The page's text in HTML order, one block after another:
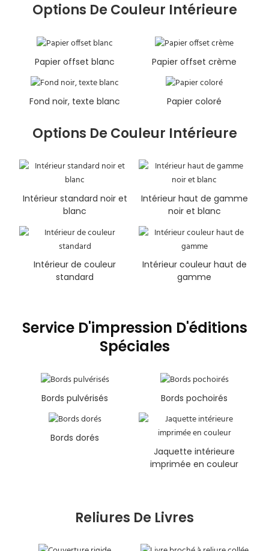
Options De Couleur Intérieure
Papier offset blanc Papier offset crème
Fond noir, texte blanc Papier coloré
Options De Couleur Intérieure
Intérieur standard noir et
blanc
Intérieur haut de gamme
noir et blanc
Intérieur de couleur
standard
Intérieur couleur haut de
gamme
Service D'impression D'éditions
Spéciales
Bords pulvérisés Bords pochoirés
Bords dorés
Jaquette intérieure
imprimée en couleur
Reliures De Livres